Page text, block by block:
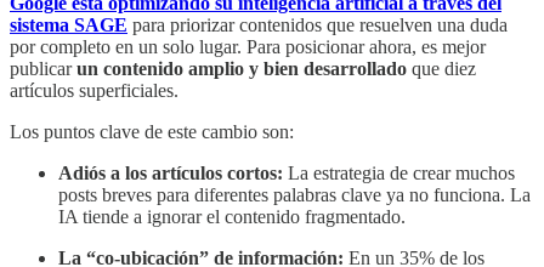
sistema SAGE para priorizar contenidos que resuelven una duda
por completo en un solo lugar. Para posicionar ahora, es mejor
publicarun contenido amplio y bien desarrollado que diez
artículos superficiales.
Los puntos clave de este cambio son:
Adiós a los artículos cortos: La estrategia de crear muchos
posts breves para diferentes palabras clave ya no funciona. La
IA tiende a ignorar el contenido fragmentado.
La “co-ubicación” de información: En un 35% de los